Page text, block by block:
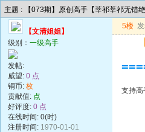
主题 : 【073期】原创高手【莘祁莘祁无错
【文清姐姐】
级别： 一级高手
发帖:
威望: 0 点
铜币: 枚
贡献值: 点
好评度: 0 点
在线时间: 0(时)
注册时间: 1970-01-01
5楼
支持高